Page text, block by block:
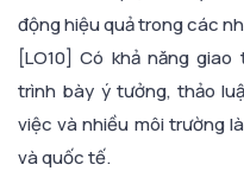
động hiệu quả trong các
[LO10] Có khả năng
trình bày ý tưởng, thảo
việc và nhiều môi trường
và quốc tế.